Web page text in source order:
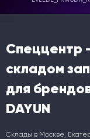
Спеццентр
складом
для
DAYUN
Склады в Москве,